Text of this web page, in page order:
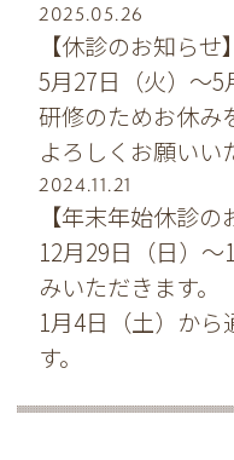
2025.05.26
【休診のお知らせ】
5月27日（火）～
研修のためお休み
よろしくお願いい
2024.11.21
【年末年始休診の
12月29日（日）
みいただきます。
1月4日（土）か
す。